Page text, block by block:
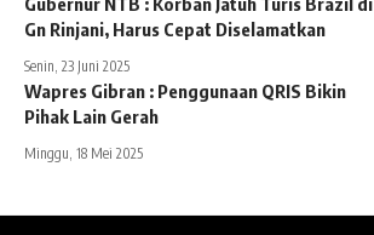
Gn Rinjani, Harus Cepat Diselamatkan
Senin, 23 Juni 2025
Wapres Gibran : Penggunaan QRIS Bikin
Pihak Lain Gerah
Minggu, 18 Mei 2025